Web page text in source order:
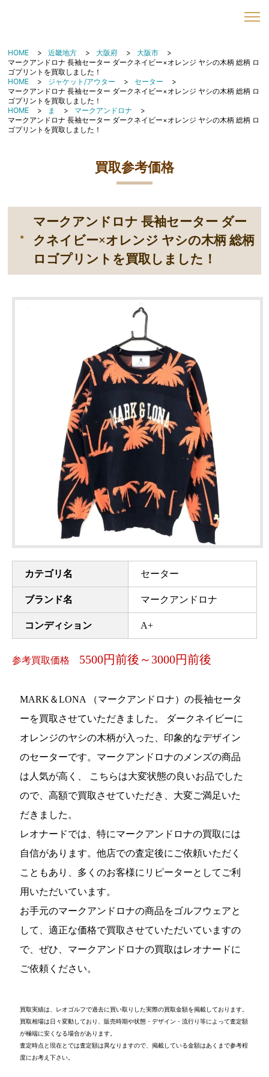
HOME 近畿地方 大阪府
大阪市
マークアンドロナ 長袖セーター ダークネイビー×オレンジ ヤシの木柄 総柄 ロ
ゴプリントを買取しました！
HOME
ジャケット/アウター
セーター
マークアンドロナ 長袖セーター ダークネイビー×オレンジ ヤシの木柄 総柄 ロ
ゴプリントを買取しました！
HOME
ま
マークアンドロナ
マークアンドロナ 長袖セーター ダークネイビー×オレンジ ヤシの木柄 総柄 ロ
ゴプリントを買取しました！
買取参考価格
マークアンドロナ 長袖セーター ダー
クネイビー×オレンジ ヤシの木柄 総柄
ロゴプリントを買取しました！
カテゴリ名 セーター
ブランド名 マークアンドロナ
コンディション A+
参考買取価格 5500円前後～3000円前後
MARK＆LONA （マークアンドロナ）の長袖セータ
ーを買取させていただきました。 ダークネイビーに
オレンジのヤシの木柄が入った、印象的なデザイン
のセーターです。マークアンドロナのメンズの商品
は人気が高く、 こちらは大変状態の良いお品でした
ので、高額で買取させていただき、大変ご満足いた
だきました。
レオナードでは、特にマークアンドロナの買取には
自信があります。他店での査定後にご依頼いただく
こともあり、多くのお客様にリピーターとしてご利
用いただいています。
お手元のマークアンドロナの商品をゴルフウェアと
して、適正な価格で買取させていただいていますの
で、ぜひ、マークアンドロナの買取はレオナードに
ご依頼ください。
買取実績は、レオゴルフで過去に買い取りした実際の買取金額を掲載しております。
買取相場は日々変動しており、販売時期や状態・デザイン・流行り等によって査定額
が極端に安くなる場合があります。
査定時点と現在とでは査定額は異なりますので、掲載している金額はあくまで参考程
度にお考え下さい。